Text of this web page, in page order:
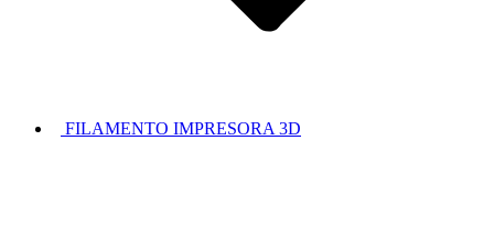
FILAMENTO IMPRESORA 3D